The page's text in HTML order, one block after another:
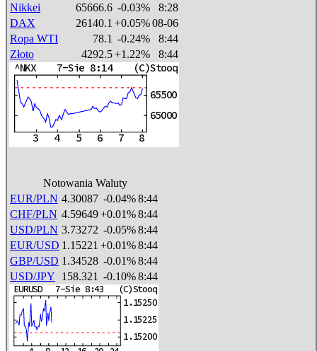
Nikkei
65666.6 -0.03%
8:28
DAX
26140.1 +0.05%08-06
Ropa WTI
78.1 -0.24%
8:44
Złoto
4292.5+1.22% 8:44
Notowania Waluty
EUR/PLN 4.30087 -0.04%8:44
CHF/PLN 4.59649+0.01%8:44
USD/PLN 3.73272 -0.05%8:44
EUR/USD 1.15221 +0.01%8:44
GBP/USD 1.34528 -0.01%8:44
USD/JPY
158.321 -0.10%8:44